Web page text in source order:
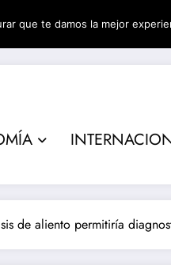
PM
de aliento permitiría
que te damos la mejor